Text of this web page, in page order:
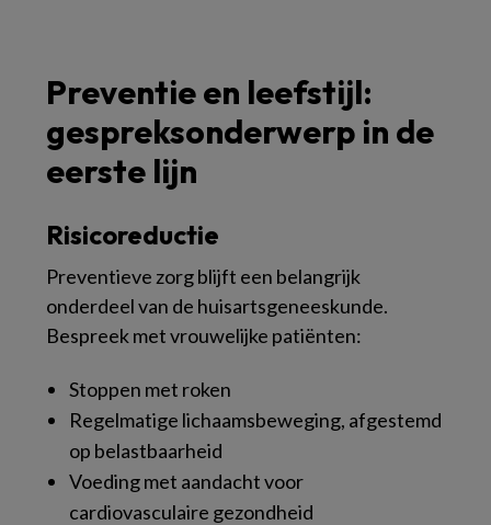
Preventie en leefstijl:
gespreksonderwerp in de
eerste lijn
Risicoreductie
Preventieve zorg blijft een belangrijk
onderdeel van de huisartsgeneeskunde.
Bespreek met vrouwelijke patiënten:
Stoppen met roken
Regelmatige lichaamsbeweging, afgestemd
op belastbaarheid
Voeding met aandacht voor
cardiovasculaire gezondheid